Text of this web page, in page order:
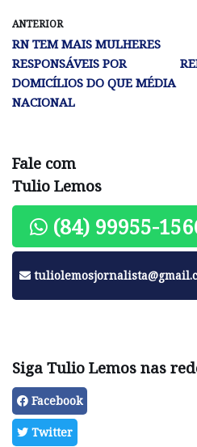
ANTERIOR
RN TEM MAIS MULHERES
RESPONSÁVEIS POR
DOMICÍLIOS DO QUE MÉDIA
NACIONAL
Fale com
Tulio Lemos
(84) 99955-
Siga Tulio Lemos nas
Facebook
Twitter